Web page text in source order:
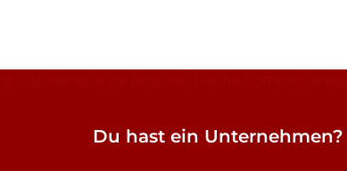
Du hast ein Unternehmen?